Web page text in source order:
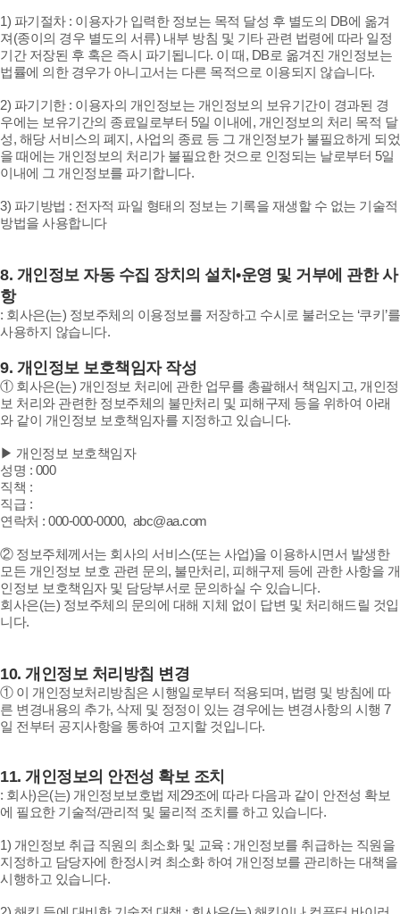
1) 파기절차 : 이용자가 입력한 정보는 목적 달성 후 별도의 DB에 옮겨
져(종이의 경우 별도의 서류) 내부 방침 및 기타 관련 법령에 따라 일정
기간 저장된 후 혹은 즉시 파기됩니다. 이 때, DB로 옮겨진 개인정보는
법률에 의한 경우가 아니고서는 다른 목적으로 이용되지 않습니다.
2) 파기기한 : 이용자의 개인정보는 개인정보의 보유기간이 경과된 경
우에는 보유기간의 종료일로부터 5일 이내에, 개인정보의 처리 목적 달
성, 해당 서비스의 폐지, 사업의 종료 등 그 개인정보가 불필요하게 되었
을 때에는 개인정보의 처리가 불필요한 것으로 인정되는 날로부터 5일
이내에 그 개인정보를 파기합니다.
3) 파기방법 : 전자적 파일 형태의 정보는 기록을 재생할 수 없는 기술적
방법을 사용합니다
8. 개인정보 자동 수집 장치의 설치•운영 및 거부에 관한 사
항
: 회사은(는) 정보주체의 이용정보를 저장하고 수시로 불러오는 ‘쿠키’를
사용하지 않습니다.
9. 개인정보 보호책임자 작성
① 회사은(는) 개인정보 처리에 관한 업무를 총괄해서 책임지고, 개인정
보 처리와 관련한 정보주체의 불만처리 및 피해구제 등을 위하여 아래
와 같이 개인정보 보호책임자를 지정하고 있습니다.
▶ 개인정보 보호책임자
성명 : 000
직책 :
직급 :
연락처 : 000-000-0000, abc@aa.com
② 정보주체께서는 회사의 서비스(또는 사업)을 이용하시면서 발생한
모든 개인정보 보호 관련 문의, 불만처리, 피해구제 등에 관한 사항을 개
인정보 보호책임자 및 담당부서로 문의하실 수 있습니다.
회사은(는) 정보주체의 문의에 대해 지체 없이 답변 및 처리해드릴 것입
니다.
10. 개인정보 처리방침 변경
① 이 개인정보처리방침은 시행일로부터 적용되며, 법령 및 방침에 따
른 변경내용의 추가, 삭제 및 정정이 있는 경우에는 변경사항의 시행 7
일 전부터 공지사항을 통하여 고지할 것입니다.
11. 개인정보의 안전성 확보 조치
: 회사)은(는) 개인정보보호법 제29조에 따라 다음과 같이 안전성 확보
에 필요한 기술적/관리적 및 물리적 조치를 하고 있습니다.
1) 개인정보 취급 직원의 최소화 및 교육 : 개인정보를 취급하는 직원을
지정하고 담당자에 한정시켜 최소화 하여 개인정보를 관리하는 대책을
시행하고 있습니다.